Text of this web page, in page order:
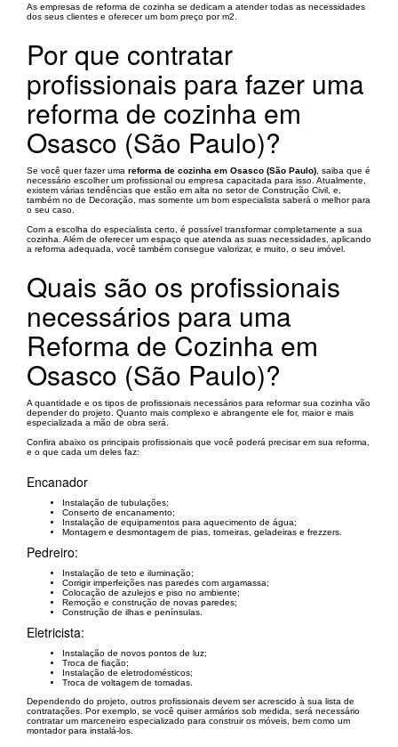
As empresas de reforma de cozinha se dedicam a atender todas as necessidades
dos seus clientes e oferecer um bom preço por m2.
Por que contratar
profissionais para fazer uma
reforma de cozinha em
Osasco (São Paulo)?
Se você quer fazer uma reforma de cozinha em Osasco (São Paulo) , saiba que é
necessário escolher um profissional ou empresa capacitada para isso. Atualmente,
existem várias tendências que estão em alta no setor de Construção Civil, e,
também no de Decoração, mas somente um bom especialista saberá o melhor para
o seu caso.
Com a escolha do especialista certo, é possível transformar completamente a sua
cozinha. Além de oferecer um espaço que atenda as suas necessidades, aplicando
a reforma adequada, você também consegue valorizar, e muito, o seu imóvel.
Quais são os profissionais
necessários para uma
Reforma de Cozinha em
Osasco (São Paulo)?
A quantidade e os tipos de profissionais necessários para reformar sua cozinha vão
depender do projeto. Quanto mais complexo e abrangente ele for, maior e mais
especializada a mão de obra será.
Confira abaixo os principais profissionais que você poderá precisar em sua reforma,
e o que cada um deles faz:
Encanador
Instalação de tubulações;
Conserto de encanamento;
Instalação de equipamentos para aquecimento de água;
Montagem e desmontagem de pias, torneiras, geladeiras e frezzers.
Pedreiro:
Instalação de teto e iluminação;
Corrigir imperfeições nas paredes com argamassa;
Colocação de azulejos e piso no ambiente;
Remoção e construção de novas paredes;
Construção de ilhas e penínsulas.
Eletricista:
Instalação de novos pontos de luz;
Troca de fiação;
Instalação de eletrodomésticos;
Troca de voltagem de tomadas.
Dependendo do projeto, outros profissionais devem ser acrescido à sua lista de
contratações. Por exemplo, se você quiser armários sob medida, será necessário
contratar um marceneiro especializado para construir os móveis, bem como um
montador para instalá-los.